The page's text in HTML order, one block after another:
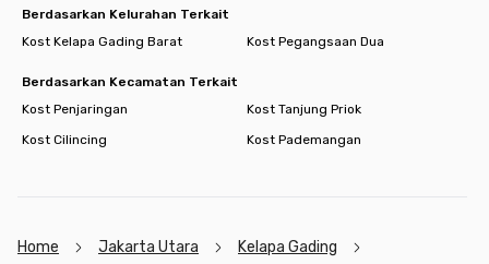
Dengan fasilitas lengkap dan lokasi super strategis, tinggal di
nyaman.
👉 Yuk, booking kamar idamanmu sekarang sebelum kehabisan!
Berdasarkan Kelurahan Terkait
Kost Kelapa Gading Barat
Kost Pegangsaan Dua
Berdasarkan Kecamatan Terkait
Kost Penjaringan
Kost Tanjung Priok
Kost Cilincing
Kost Pademangan
Home Jakarta Utara
Kelapa Gading